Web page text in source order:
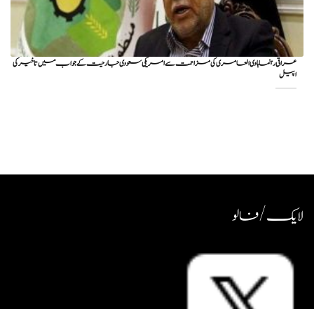
عراقی رہنما ہادی العامری کی مزاحمت سے امریکی سعودی جارحیت کے جواب میں تاخیر کی
اپیل
لایک / فالو